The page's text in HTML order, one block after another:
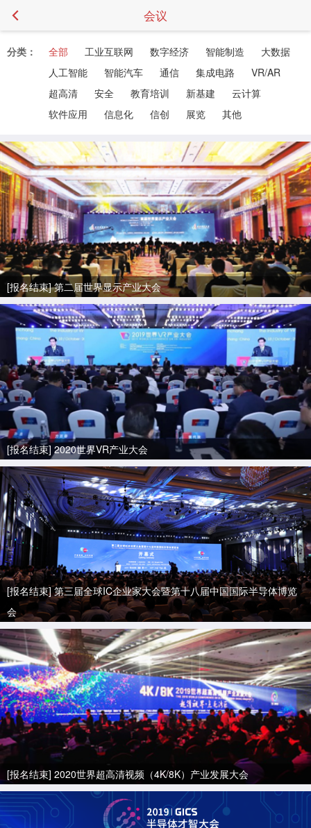
会议
分类： 全部 工业互联网 数字经济 智能制造
大数据
人工智能
智能汽车 通信 集成电路
VR/AR
超高清
安全 教育培训 新基建
云计算
软件应用
信息化 信创 展览 其他
[报名结束] 第二届世界显示产业大会
[报名结束] 2020世界VR产业大会
[报名结束] 第三届全球IC企业家大会暨第十八届中国国际半导体博览
会
[报名结束] 2020世界超高清视频（4K/8K）产业发展大会